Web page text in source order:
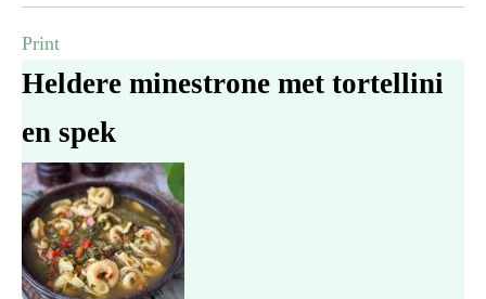
Print
Heldere minestrone met tortellini
en spek